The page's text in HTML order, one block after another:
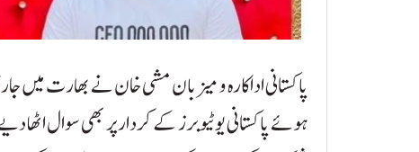
پاکستانی اداکارہ و میزبان مشی خان نے بھارت میں
ہوئے پاکستانی یوٹیوبرز کے کردار پر بھی سوال اٹھا